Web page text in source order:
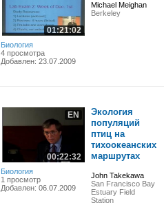
01:21:02
Биология
4 просмотра
Добавлен: 23.07.2009
Michael Meighan
Berkeley
EN
00:22:32
Биология
1 просмотр
Добавлен: 06.07.2009
Экология
популяций
птиц на
тихоокеанских
маршрутах
John Takekawa
San Francisco Bay
Estuary Field
Station